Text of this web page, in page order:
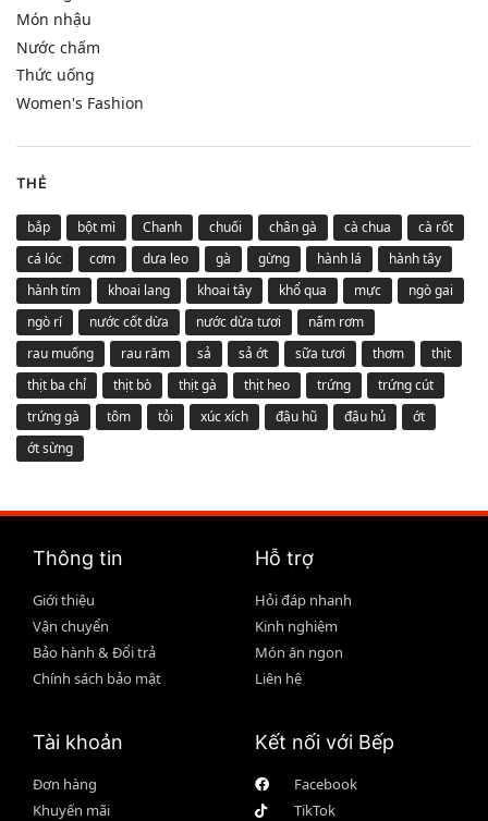
Món nhậu
Nước chấm
Thức uống
Women's Fashion
THẺ
bắp bột mì Chanh chuối chân gà cà chua
cà rốt
cá lóc
cơm dưa leo gà gừng hành lá
hành tây
hành tím
khoai lang khoai tây khổ qua mực
ngò gai
ngò rí
nước cốt dừa nước dừa tươi
nấm rơm
rau muống
rau răm sả sả ớt sữa tươi thơm
thịt
thịt ba chỉ
thịt bò thịt gà thịt heo trứng
trứng cút
trứng gà
tôm tỏi xúc xích đậu hũ đậu hủ
ớt
ớt sừng
Thông tin
Giới thiệu
Vận chuyển
Bảo hành & Đổi trả
Chính sách bảo mật
Hỗ trợ
Hỏi đáp nhanh
Kinh nghiệm
Món ăn ngon
Liên hệ
Tài khoản
Đơn hàng
Khuyến mãi
Kết nối với Bếp
Facebook
TikTok